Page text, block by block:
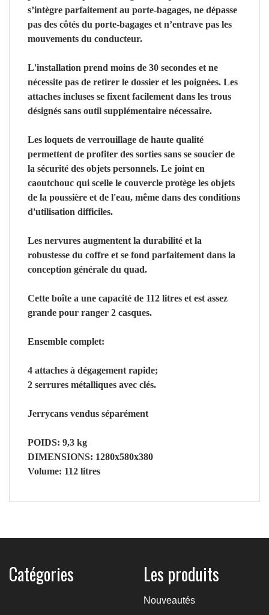
s’intègre parfaitement au porte-bagages, ne dépasse
pas des côtés du porte-bagages et n’entrave pas les
mouvements du conducteur.
L'installation prend moins de 30 secondes et ne
nécessite pas de retirer le dossier et les poignées. Les
attaches incluses se fixent facilement dans les trous
désignés sans outil supplémentaire nécessaire.
Les loquets de verrouillage de haute qualité
permettent de profiter des sorties sans se soucier de
la sécurité des objets personnels. Le joint en
caoutchouc qui scelle le couvercle protège les objets
de la poussière et de l'eau, même dans des conditions
d'utilisation difficiles.
Les nervures augmentent la durabilité et la
robustesse du coffre et se fond parfaitement dans la
conception générale du quad.
Cette boîte a une capacité de 112 litres et est assez
grande pour ranger 2 casques.
Ensemble complet:
4 attaches à dégagement rapide;
2 serrures métalliques avec clés.
Jerrycans vendus séparément
POIDS: 9,3 kg
DIMENSIONS: 1280х580х380
Volume: 112 litres
Catégories Les produits
Nouveautés